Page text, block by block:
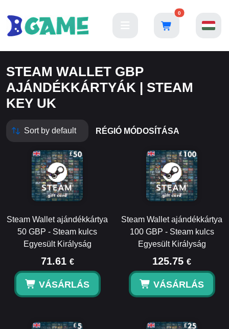
0
STEAM WALLET GBP
AJÁNDÉKKÁRTYÁK | STEAM
KEY UK
RÉGIÓ MÓDOSÍTÁSA
Steam Wallet ajándékkártya
50 GBP - Steam kulcs
Egyesült Királyság
71.61 €
VÁSÁRLÁS
Steam Wallet ajándékkártya
100 GBP - Steam kulcs
Egyesült Királyság
125.75 €
VÁSÁRLÁS